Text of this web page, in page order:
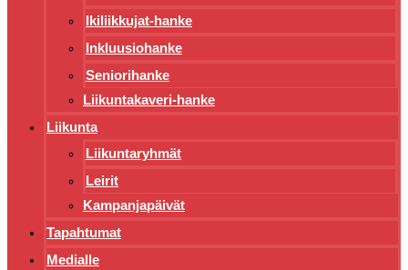
Ikiliikkujat-hanke
Inkluusiohanke
Seniorihanke
Liikuntakaveri-hanke
Liikunta
Liikuntaryhmät
Leirit
Kampanjapäivät
Tapahtumat
Medialle